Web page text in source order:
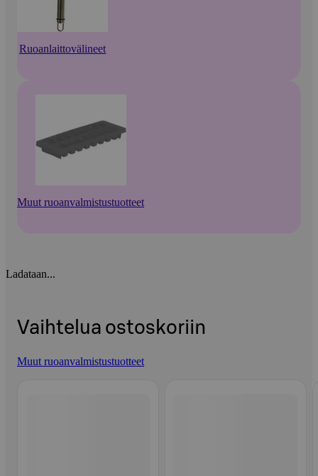
Ruoanlaittovälineet
Muut ruoanvalmistustuotteet
Ladataan...
Vaihtelua ostoskoriin
Muut ruoanvalmistustuotteet